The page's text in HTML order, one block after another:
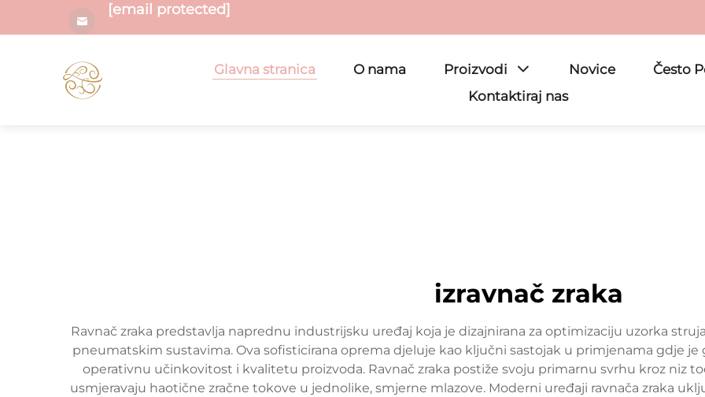
[email protected]
Glavna stranica O nama Proizvodi Novice
Često
Kontaktiraj nas
izravnač zraka
Ravnač zraka predstavlja naprednu industrijsku uređaj koja je dizajnirana za optimizaciju uzorka
pneumatskim sustavima. Ova sofisticirana oprema djeluje kao ključni sastojak u primjenama gdje
operativnu učinkovitost i kvalitetu proizvoda. Ravnač zraka postiže svoju primarnu svrhu kroz niz
usmjeravaju haotične zračne tokove u jednolike, smjerne mlazove. Moderni uređaji ravnača zraka